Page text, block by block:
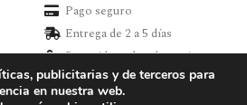
Pago seguro
Entrega de 2 a 5 días
Recogida en local gratuita
Posters de alta calidad
publicitarias y de terceros para
en nuestra web.